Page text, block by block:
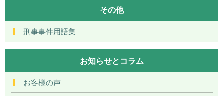
その他
刑事事件用語集
お知らせとコラム
お客様の声